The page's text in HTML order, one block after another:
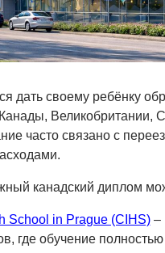
дать своему ребёнку
часто связано с
канадский диплом
School in Prague (CIHS)–
где обучение